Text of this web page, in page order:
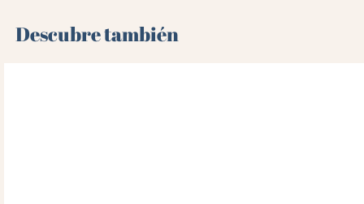
Descubre también 🌻